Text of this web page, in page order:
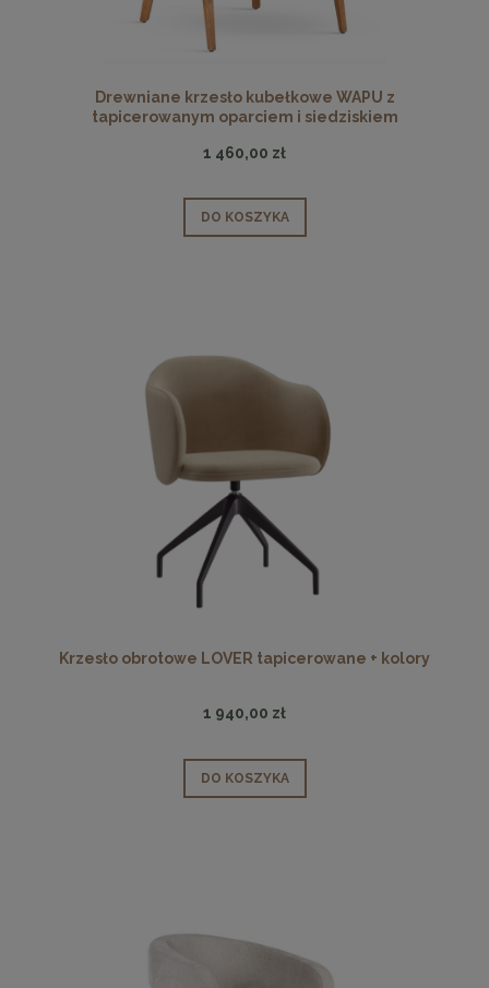
Drewniane krzesło kubełkowe WAPU z
tapicerowanym oparciem i siedziskiem
1 460,00 zł
DO KOSZYKA
Krzesło obrotowe LOVER tapicerowane + kolory
1 940,00 zł
DO KOSZYKA